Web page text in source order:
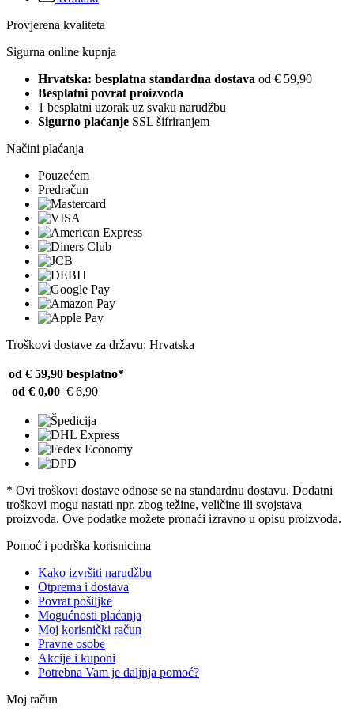
Provjerena kvaliteta
Sigurna online kupnja
Hrvatska: besplatna standardna dostava od € 59,90
Besplatni povrat proizvoda
1 besplatni uzorak uz svaku narudžbu
Sigurno plaćanje SSL šifriranjem
Načini plaćanja
Pouzećem
Predračun
Troškovi dostave za državu: Hrvatska
od € 59,90 besplatno*
od € 0,00 € 6,90
* Ovi troškovi dostave odnose se na standardnu ​​dostavu. Dodatni
troškovi mogu nastati npr. zbog težine, veličine ili svojstava
proizvoda. Ove podatke možete pronaći izravno u opisu proizvoda.
Pomoć i podrška korisnicima
Kako izvršiti narudžbu
Otprema i dostava
Povrat pošiljke
Mogućnosti plaćanja
Moj korisnički račun
Pravne osobe
Akcije i kuponi
Potrebna Vam je daljnja pomoć?
Moj račun